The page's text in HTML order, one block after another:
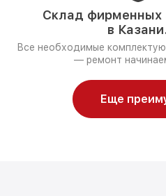
Склад фирменных
в
Все необходимые
— ремонт
Еще